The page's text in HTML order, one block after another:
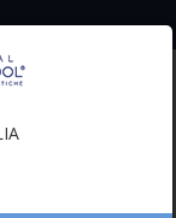
alla mailing list